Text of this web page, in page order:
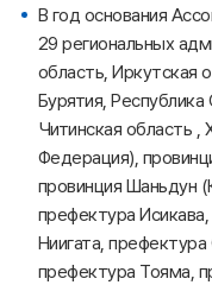
В год основания
29 региональных
область, Иркутская
Бурятия,
Читинская область ,
Федерация),
провинция Шаньдун
префектура
Ниигата,
префектура Тояма,